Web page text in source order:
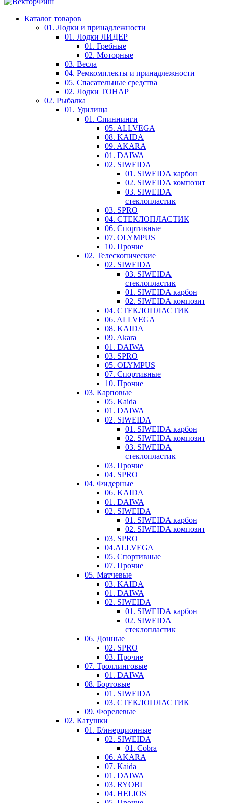
Каталог товаров
01. Лодки и принадлежности
01. Лодки ЛИДЕР
01. Гребные
02. Моторные
03. Весла
04. Ремкомплекты и принадлежности
05. Спасательные средства
02. Лодки ТОНАР
02. Рыбалка
01. Удилища
01. Спиннинги
05. ALLVEGA
08. KAIDA
09. AKARA
01. DAIWA
02. SIWEIDA
01. SIWEIDA карбон
02. SIWEIDA композит
03. SIWEIDA
стеклопластик
03. SPRO
04. СТЕКЛОПЛАСТИК
06. Спортивные
07. OLYMPUS
10. Прочие
02. Телескопические
02. SIWEIDA
03. SIWEIDA
стеклопластик
01. SIWEIDA карбон
02. SIWEIDA композит
04. СТЕКЛОПЛАСТИК
06. ALLVEGA
08. KAIDA
09. Akara
01. DAIWA
03. SPRO
05. OLYMPUS
07. Спортивные
10. Прочие
03. Карповые
05. Kaida
01. DAIWA
02. SIWEIDA
01. SIWEIDA карбон
02. SIWEIDA композит
03. SIWEIDA
стеклопластик
03. Прочие
04. SPRO
04. Фидерные
06. KAIDA
01. DAIWA
02. SIWEIDA
01. SIWEIDA карбон
02. SIWEIDA композит
03. SPRO
04.ALLVEGA
05. Спортивные
07. Прочие
05. Матчевые
03. KAIDA
01. DAIWA
02. SIWEIDA
01. SIWEIDA карбон
02. SIWEIDA
стеклопластик
06. Донные
02. SPRO
03. Прочие
07. Троллинговые
01. DAIWA
08. Бортовые
01. SIWEIDA
03. СТЕКЛОПЛАСТИК
09. Форелевые
02. Катушки
01. Б/инерционные
02. SIWEIDA
01. Cobra
06. AKARA
07. Kaida
01. DAIWA
03. RYOBI
04. HELIOS